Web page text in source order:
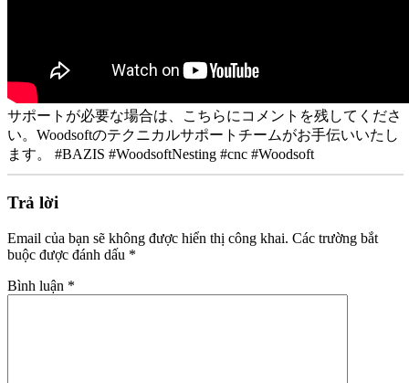
サポートが必要な場合は、こちらにコメントを残してくださ
い。Woodsoftのテクニカルサポートチームがお手伝いいたし
ます。 #BAZIS #WoodsoftNesting #cnc #Woodsoft
Trả lời
Email của bạn sẽ không được hiển thị công khai. Các trường bắt
buộc được đánh dấu *
Bình luận *